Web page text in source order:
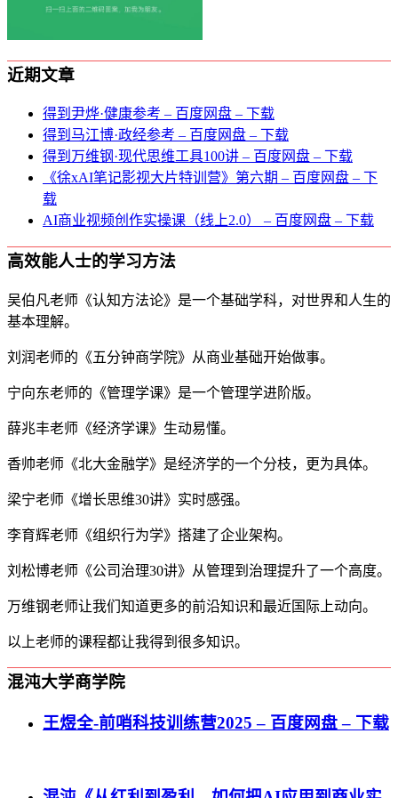
近期文章
得到尹烨·健康参考 – 百度网盘 – 下载
得到马江博·政经参考 – 百度网盘 – 下载
得到万维钢·现代思维⼯具100讲 – 百度网盘 – 下载
《徐xAI笔记影视大片特训营》第六期 – 百度网盘 – 下
载
AI商业视频创作实操课（线上2.0） – 百度网盘 – 下载
高效能人士的学习方法
吴伯凡老师《认知方法论》是一个基础学科，对世界和人生的
基本理解。
刘润老师的《五分钟商学院》从商业基础开始做事。
宁向东老师的《管理学课》是一个管理学进阶版。
薛兆丰老师《经济学课》生动易懂。
香帅老师《北大金融学》是经济学的一个分枝，更为具体。
梁宁老师《增长思维30讲》实时感强。
李育辉老师《组织行为学》搭建了企业架构。
刘松博老师《公司治理30讲》从管理到治理提升了一个高度。
万维钢老师让我们知道更多的前沿知识和最近国际上动向。
以上老师的课程都让我得到很多知识。
混沌大学商学院
王煜全-前哨科技训练营2025 – 百度网盘 – 下载